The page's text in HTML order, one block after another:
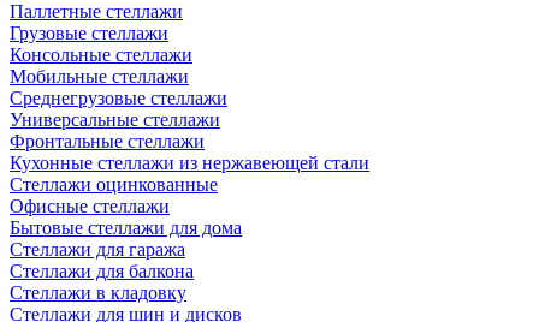
Паллетные стеллажи
Грузовые стеллажи
Консольные стеллажи
Мобильные стеллажи
Среднегрузовые стеллажи
Универсальные стеллажи
Фронтальные стеллажи
Кухонные стеллажи из нержавеющей стали
Стеллажи оцинкованные
Офисные стеллажи
Бытовые стеллажи для дома
Стеллажи для гаража
Стеллажи для балкона
Стеллажи в кладовку
Стеллажи для шин и дисков